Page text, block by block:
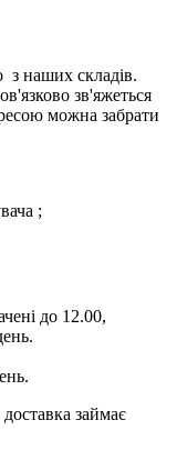
з наших складів.
зв'яжеться
можна забрати
;
до 12.00,
займає